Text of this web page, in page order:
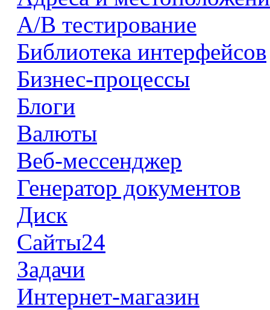
А/В тестирование
Библиотека интерфейсов
Бизнес-процессы
Блоги
Валюты
Веб-мессенджер
Генератор документов
Диск
Сайты24
Задачи
Интернет-магазин